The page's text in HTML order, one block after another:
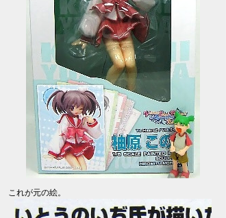
これが元の絵。